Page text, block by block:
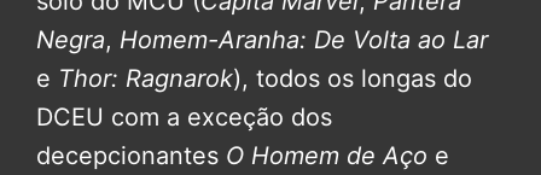
Negra, Homem-Aranha: De Volta ao Lar
e Thor: Ragnarok), todos os longas do
DCEU com a exceção dos
decepcionantes O Homem de Aço e